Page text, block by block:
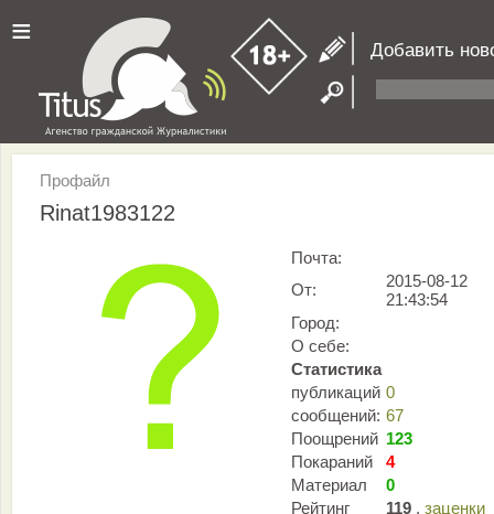
≡ Добавить
Профайл
Rinat1983122
Почта:
От:
2015-08-12
21:43:54
Город:
О себе:
Статистика
публикаций 0
сообщений: 67
Поощрений 123
Покараний
4
Материал
0
Рейтинг
119 , заценки